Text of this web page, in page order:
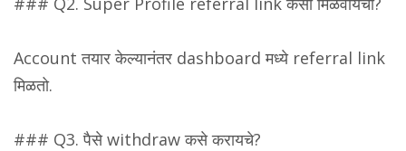
Account तयार केल्यानंतर dashboard मध्ये referral link
मिळतो.
### Q3. पैसे withdraw कसे करायचे?